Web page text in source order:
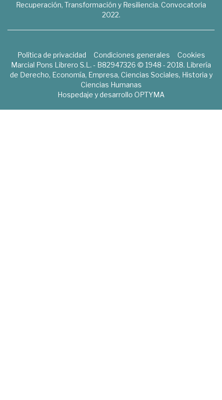
Recuperación, Transformación y Resiliencia. Convocatoria
2022.
Política de privacidad Condiciones generales
Cookies
Marcial Pons Librero S.L. - B82947326 © 1948 - 2018. Librería
de Derecho, Economía, Empresa, Ciencias Sociales, Historia y
Ciencias Humanas
Hospedaje y desarrollo OPTYMA